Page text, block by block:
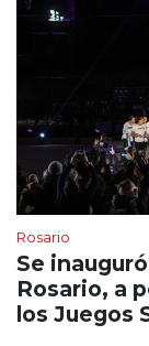
Rosario
Se
Rosario, a
los Juegos